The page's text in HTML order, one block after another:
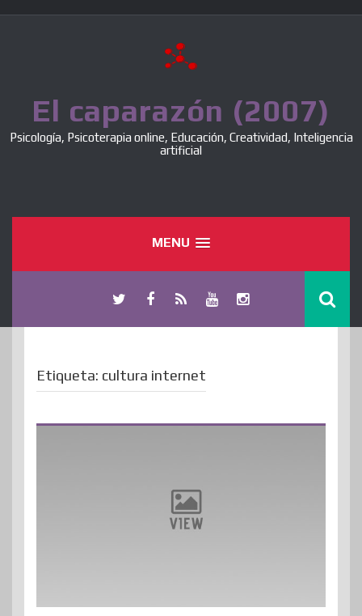
El caparazón (2007)
Psicología, Psicoterapia online, Educación, Creatividad, Inteligencia
artificial
MENU
Etiqueta: cultura internet